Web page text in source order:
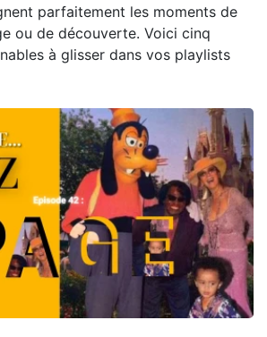
parfaitement les moments de
ou de découverte. Voici cinq
à glisser dans vos playlists